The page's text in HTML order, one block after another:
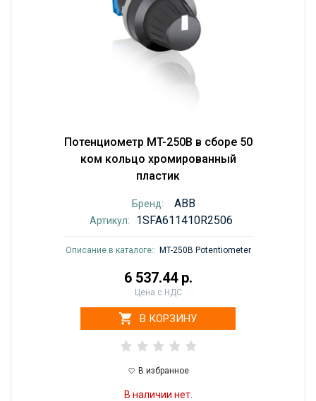
Потенциометр MT-250B в сборе 50
ком кольцо хромированный
пластик
Бренд: ABB
Артикул: 1SFA611410R2506
Описание в каталоге:: MT-250B Potentiometer
6 537.44 р.
Цена с НДС
В КОРЗИНУ
В избранное
В наличии нет.